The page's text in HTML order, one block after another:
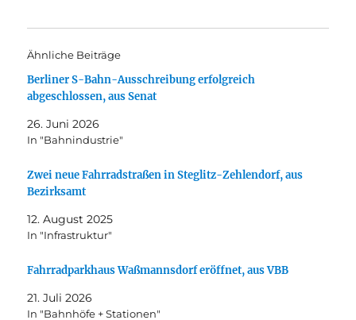
Ähnliche Beiträge
Berliner S-Bahn-Ausschreibung erfolgreich
abgeschlossen, aus Senat
26. Juni 2026
In "Bahnindustrie"
Zwei neue Fahrradstraßen in Steglitz-Zehlendorf, aus
Bezirksamt
12. August 2025
In "Infrastruktur"
Fahrradparkhaus Waßmannsdorf eröffnet, aus VBB
21. Juli 2026
In "Bahnhöfe + Stationen"